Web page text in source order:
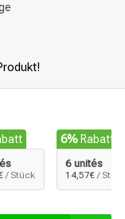
/ Stück
6% Rabatt
6 unités
14,57€ /